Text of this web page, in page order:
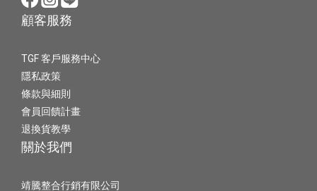
顧客服務
TGF 客戶服務中心
隱私政策
條款與細則
會員回饋計畫
退換貨教學
關於我們
靖騰整合行銷有限公司